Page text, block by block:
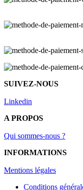
SUIVEZ-NOUS
Linkedin
A PROPOS
Qui sommes-nous ?
INFORMATIONS
Mentions légales
Conditions